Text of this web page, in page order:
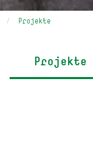
Projekte
Projekte